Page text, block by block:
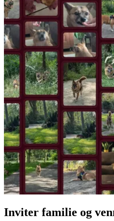
Inviter familie og